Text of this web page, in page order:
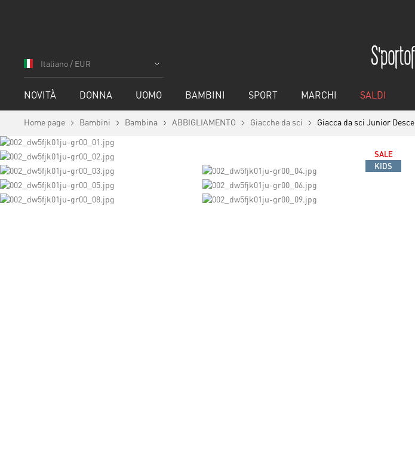
Italiano / EUR
NOVITÀ DONNA UOMO BAMBINI SPORT MARCHI SALDI
Home page Bambini Bambina ABBIGLIAMENTO Giacche da sci
Giacca da sci Junior
Vai
alla
fine
della
galleria
di
SALE
KIDS